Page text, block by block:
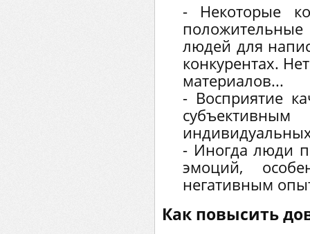
- Некоторые
людей для
конкурентах.
материалов...
- Восприятие
- Иногда люди
эмоций,
негативным
Как повысить